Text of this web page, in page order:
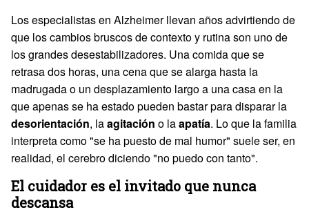
Los especialistas en Alzheimer llevan años advirtiendo de
que los cambios bruscos de contexto y rutina son uno de
los grandes desestabilizadores. Una comida que se
retrasa dos horas, una cena que se alarga hasta la
madrugada o un desplazamiento largo a una casa en la
que apenas se ha estado pueden bastar para disparar la
desorientación, laagitación o laapatía. Lo que la familia
interpreta como "se ha puesto de mal humor" suele ser, en
realidad, el cerebro diciendo "no puedo con tanto".
El cuidador es el invitado que nunca
descansa